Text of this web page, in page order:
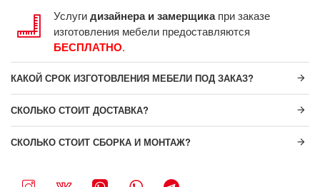
Услугидизайнера и замерщикапри заказе
изготовления мебели предоставляются
БЕСПЛАТНО.
КАКОЙ СРОК ИЗГОТОВЛЕНИЯ МЕБЕЛИ ПОД ЗАКАЗ?
СКОЛЬКО СТОИТ ДОСТАВКА?
СКОЛЬКО СТОИТ СБОРКА И МОНТАЖ?